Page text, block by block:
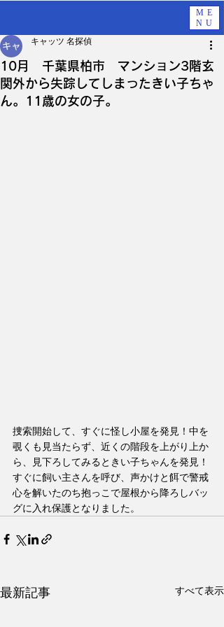
ME
NU
10月 千葉県柏市 マンション3階玄
関外から失踪してしまったきい子ちゃ
ん。11歳の女の子。
キャッツ 名探偵
捜索開始して、すぐに怪し小屋を発見！中を
覗くも見当たらず、近くの階段を上がり上か
ら、見下ろしてみるときい子ちゃんを発見！
すぐに飼い主さんを呼び、声かけと餌で警戒
心を解いたのち抱っこで屋根から降ろしバッ
グに入れ保護となりました。
最新記事 すべて表示